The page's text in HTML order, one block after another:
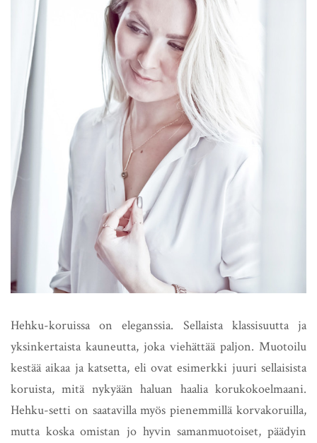
Hehku-koruissa on eleganssia. Sellaista klassisuutta ja
yksinkertaista kauneutta, joka viehättää paljon. Muotoilu
kestää aikaa ja katsetta, eli ovat esimerkki juuri sellaisista
koruista, mitä nykyään haluan haalia korukokoelmaani.
Hehku-setti on saatavilla myös pienemmillä korvakoruilla,
mutta koska omistan jo hyvin samanmuotoiset, päädyin